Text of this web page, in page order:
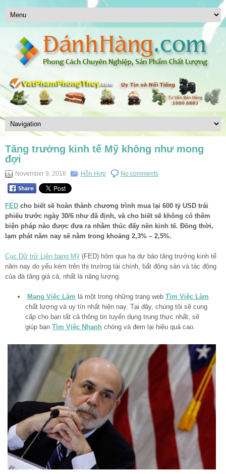
Tăng trưởng kinh tế Mỹ không như mong
đợi
November 9, 2016 Hỗn Hợp No comments
FED cho biết sẽ hoàn thành chương trình mua lại 600 tỷ USD trái
phiếu trước ngày 30/6 như đã định, và cho biết sẽ không có thêm
biện pháp nào được đưa ra nhằm thúc đẩy nền kinh tế. Đồng thời,
lạm phát năm nay sẽ nằm trong khoảng 2,3% – 2,5%.
Cục Dữ trữ Liên bang Mỹ (FED) hôm qua hạ dự báo tăng trưởng kinh tế
năm nay do yếu kém trên thị trường tài chính, bất động sản và tác động
của đà tăng giá cả, nhất là năng lượng.
Mạng Việc Làm là một trong những trang web Tìm Việc Làm
chất lượng và uy tín nhất hiện nay. Tại đây, chúng tôi sẽ cung
cấp cho bạn tất cả thông tin tuyển dụng trung thực nhất, sẽ
giúp bạn Tìm Việc Nhanh chóng và đem lại hiệu quả cao.